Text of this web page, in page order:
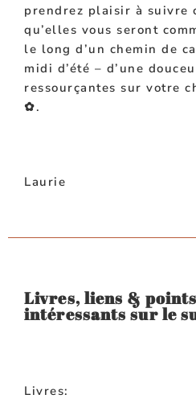
prendrez plaisir à suivre
qu’elles vous seront
le long d’un chemin de
midi d’été – d’une
ressourçantes sur votre
✿.
Laurie
Livres, liens &
intéressants sur le
Livres: